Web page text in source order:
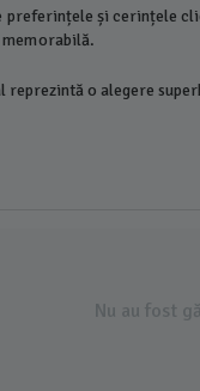
și cerințele
memorabilă.
o alegere
Nu au fost